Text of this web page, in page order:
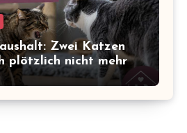
Zwei Katzen
plötzlich nicht mehr